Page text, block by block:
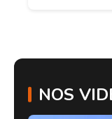
NOS